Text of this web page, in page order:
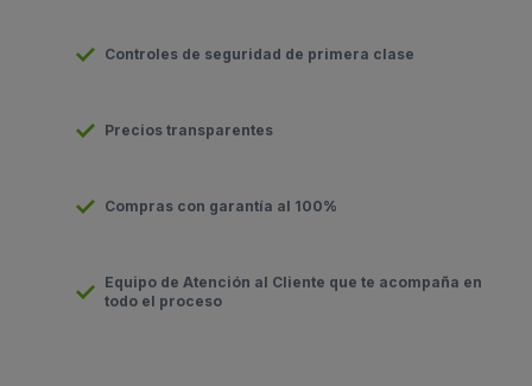
Controles de seguridad de primera clase
Precios transparentes
Compras con garantía al 100%
Equipo de Atención al Cliente que te acompaña en
todo el proceso